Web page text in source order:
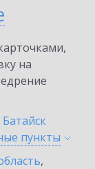
на
Батайск
пункты
,